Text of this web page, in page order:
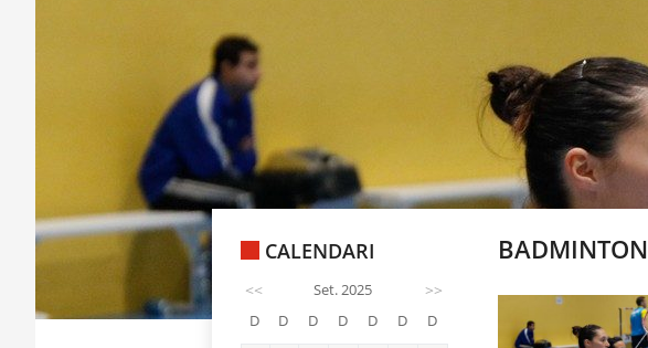
CALENDARI
<< Set. 2025 >>
D D D D D D D
BADMINTON